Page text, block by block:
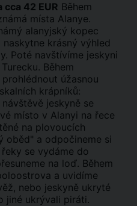
cca 42 EUR Během
místa Alanye.
alanyjský kopec
krásný výhled
Poté navštívíme jeskyni
Během
úžasnou
krápníků:
jeskyně se
místo v Alanyi na řece
na plovoucích
oběd" a odpočineme si
se vydáme do
na loď. Během
a uvidíme
nebo jeskyně ukryté
jiné ukrývali piráti.